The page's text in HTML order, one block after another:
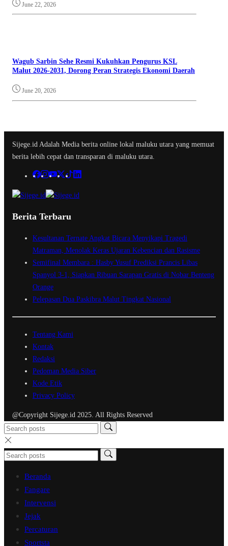
June 22, 2026
Wagub Sarbin Sehe Resmi Kukuhkan Pengurus KSL
Malut 2026-2031, Dorong Peran Strategis Ekonomi Daerah
June 20, 2026
Sijege.id Adalah Media berita online lokal maluku utara yang memuat
berita lebih cepat dan transparan di maluku utara.
Berita Terbaru
Kesultanan Ternate Angkat Bicara Menyikapi Tragedi
Matraman, Menolak Keras Ujaran Kebencian dan Rasisme
Semifinal Membara : Hasby Yusuf Prediksi Prancis Libas
Spanyol 3-1, Siapkan Ribuan Sarapan Gratis di Nobar Benteng
Orange
Pelepasan Dua Paskibra Malut Tingkat Nasional
Tentang Kami
Kontak
Redaksi
Pedoman Media Siber
Kode Etik
Privacy Policy
@Copyright Sijege.id 2025. All Rights Reserved
Beranda
Fangare
Intervensi
Jejak
Percaturan
Sportsta